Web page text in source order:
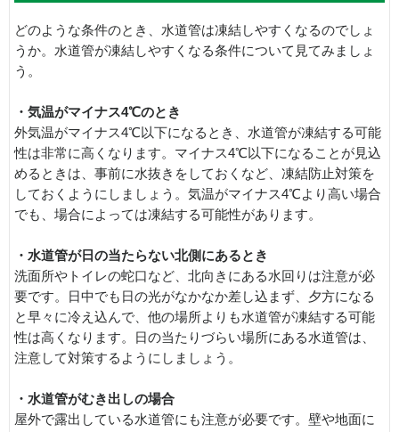
どのような条件のとき、水道管は凍結しやすくなるのでしょ
うか。水道管が凍結しやすくなる条件について見てみましょ
う。
・気温がマイナス4℃のとき
外気温がマイナス4℃以下になるとき、水道管が凍結する可能
性は非常に高くなります。マイナス4℃以下になることが見込
めるときは、事前に水抜きをしておくなど、凍結防止対策を
しておくようにしましょう。気温がマイナス4℃より高い場合
でも、場合によっては凍結する可能性があります。
・水道管が日の当たらない北側にあるとき
洗面所やトイレの蛇口など、北向きにある水回りは注意が必
要です。日中でも日の光がなかなか差し込まず、夕方になる
と早々に冷え込んで、他の場所よりも水道管が凍結する可能
性は高くなります。日の当たりづらい場所にある水道管は、
注意して対策するようにしましょう。
・水道管がむき出しの場合
屋外で露出している水道管にも注意が必要です。壁や地面に